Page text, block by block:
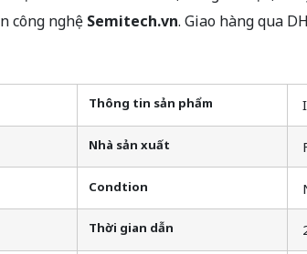
công nghệ Semitech.vn. Giao hàng qua
Thông tin sản phẩm
Nhà sản xuất
Condtion
Thời gian dẫn